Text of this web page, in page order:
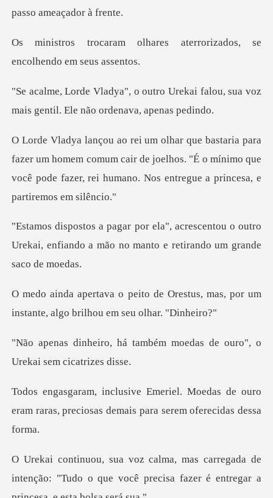
ares aterrorizados, se
en
Urekai falou, sua voz
mais gentil
m homem comum cair de joelhos. "É o mínimo que
você pode fazer,
centou o outro
Urekai, enfiando a mão no m
restus, mas, por um
instante, algo
ambém moedas de ouro", o
U
oedas de ouro
eram raras, preciosas de
da de
intenção: "Tudo o que você precisa fazer